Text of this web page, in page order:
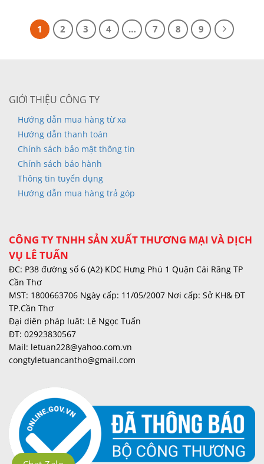
1 2 3 4 … 7 8 9
GIỚI THIỆU CÔNG TY
Hướng dẫn mua hàng từ xa
Hướng dẫn thanh toán
Chính sách bảo mật thông tin
Chính sách bảo hành
Thông tin tuyển dụng
Hướng dẫn mua hàng trả góp
CÔNG TY TNHH SẢN XUẤT THƯƠNG MẠI VÀ DỊCH
VỤ LÊ TUẤN
ĐC: P38 đường số 6 (A2) KDC Hưng Phú 1 Quận Cái Răng TP
Cần Thơ
MST: 1800663706 Ngày cấp: 11/05/2007 Nơi cấp: Sở KH& ĐT
TP.Cần Thơ
Đại diên pháp luât: Lê Ngọc Tuấn
ĐT: 02923830567
Mail: letuan228@yahoo.com.vn
congtyletuancantho@gmail.com